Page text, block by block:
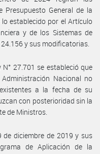
Presupuesto General de la
establecido por el Artículo
y de los Sistemas de
y sus modificatorias.
27.701 se estableció que
Nacional no
a la fecha de su
con posterioridad sin la
de Ministros.
de diciembre de 2019 y sus
de Aplicación de la